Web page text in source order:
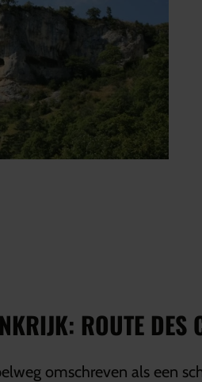
ROUTE DES
omschreven als een